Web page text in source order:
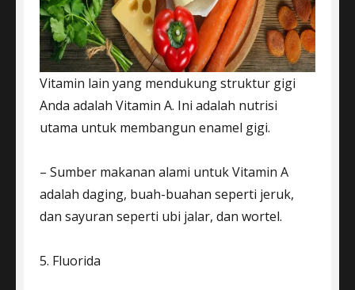
Vitamin lain yang mendukung struktur gigi
Anda adalah Vitamin A. Ini adalah nutrisi
utama untuk membangun enamel gigi.
– Sumber makanan alami untuk Vitamin A
adalah daging, buah-buahan seperti jeruk,
dan sayuran seperti ubi jalar, dan wortel.
5. Fluorida